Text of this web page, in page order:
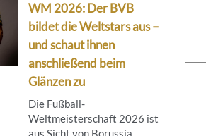
WM 2026: Der BVB
bildet die Weltstars aus –
und schaut ihnen
anschließend beim
Glänzen zu
Die Fußball-
Weltmeisterschaft 2026 ist
aus Sicht von Borussia